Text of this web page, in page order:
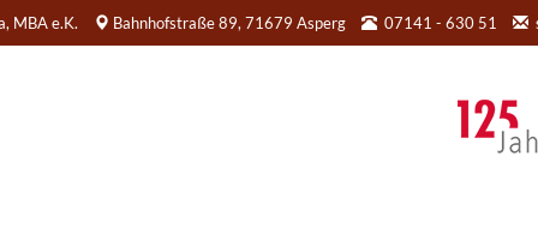
MBA e.K. Bahnhofstraße 89, 71679 Asperg 07141 - 630 51